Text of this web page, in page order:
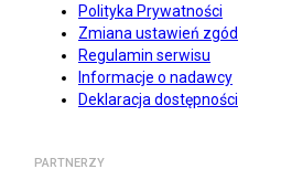
Polityka Prywatności
Zmiana ustawień zgód
Regulamin serwisu
Informacje o nadawcy
Deklaracja dostępności
PARTNERZY